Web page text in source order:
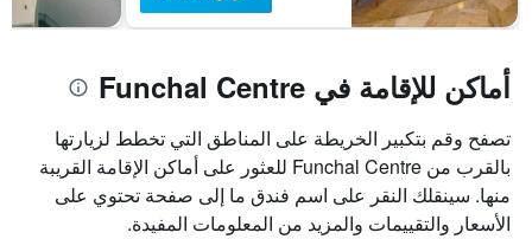
أماكن للإقامة في Funchal Centre
تصفح وقم بتكبير الخريطة على المناطق التي تخطط لزيارتها
بالقرب من Funchal Centre للعثور على أماكن الإقامة القريبة
منها. سينقلك النقر على اسم فندق ما إلى صفحة تحتوي على
الأسعار والتقييمات والمزيد من المعلومات المفيدة.